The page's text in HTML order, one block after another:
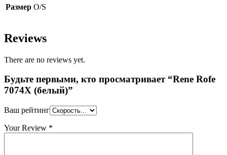
Размер O/S
Reviews
There are no reviews yet.
Будьте первыми, кто просматривает “Rene Rofe
7074X (белый)”
Ваш рейтинг
Your Review *